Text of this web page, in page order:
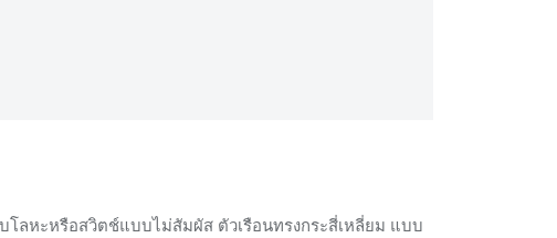
โลหะหรือสวิตช์แบบไม่สัมผัส ตัวเรือนทรงกระสี่เหลี่ยม แบบ